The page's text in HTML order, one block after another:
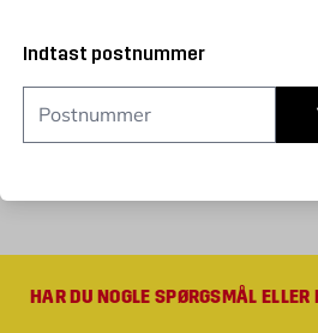
Indtast postnummer
HAR DU NOGLE SPØRGSMÅL